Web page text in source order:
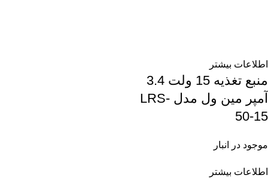
اطلاعات بیشتر
منبع تغذیه 15 ولت 3.4
آمپر مین ول مدل LRS-
50-15
موجود در انبار
اطلاعات بیشتر